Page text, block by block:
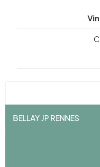
BELLAY JP RENNES